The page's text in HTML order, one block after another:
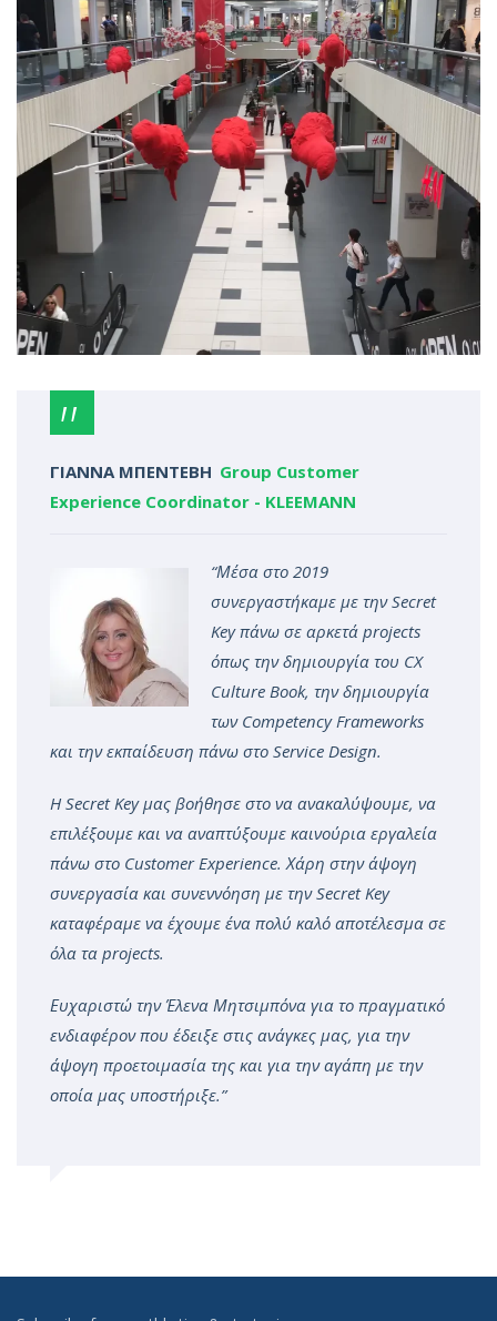
ΓΙΑΝΝΑ ΜΠΕΝΤΕΒΗ Group Customer
Experience Coordinator - KLEEMANN
“Μέσα στο 2019
συνεργαστήκαμε με τηνSecret
Key πάνω σε αρκετά projects
όπως την δημιουργία του CX
Culture Book, την δημιουργία
των CompetencyFrameworks
και την εκπαίδευση πάνω στο Service Design.
HSecretKey μας βοήθησε στο να ανακαλύψουμε, να
επιλέξουμε και να αναπτύξουμε καινούρια εργαλεία
πάνω στο CustomerExperience. Χάρη στην άψογη
συνεργασία και συνεννόηση με τηνSecretKey
καταφέραμε να έχουμε ένα πολύ καλό αποτέλεσμα σε
όλα τα projects.
Ευχαριστώ την Έλενα Μητσιμπόνα για το πραγματικό
ενδιαφέρον που έδειξε στις ανάγκες μας, για την
άψογη προετοιμασία της και για την αγάπη με την
οποία μας υποστήριξε.”